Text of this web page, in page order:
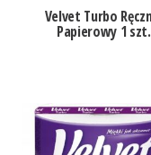
Velvet Turbo
Papierowy 1 szt.